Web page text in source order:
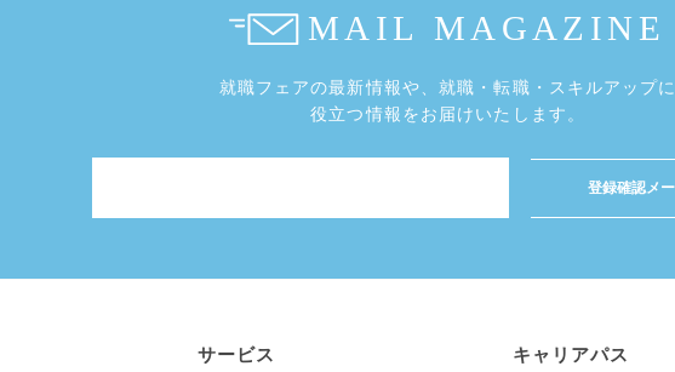
就職フェアの最新情報や、就職・転職・スキルアップに
役立つ情報をお届けいたします。
サービス キャリアパス